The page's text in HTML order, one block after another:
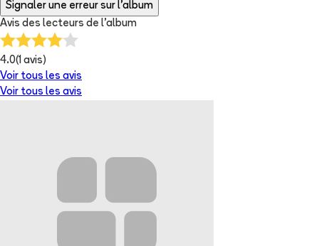
Signaler une erreur sur l'album
Avis des lecteurs de l'album
4.0(1 avis)
Voir tous les avis
Voir tous les avis